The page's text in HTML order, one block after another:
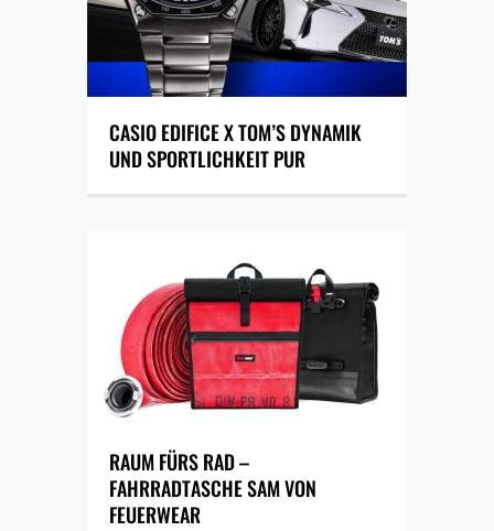
CASIO EDIFICE X TOM’S DYNAMIK
UND SPORTLICHKEIT PUR
RAUM FÜRS RAD –
FAHRRADTASCHE SAM VON
FEUERWEAR